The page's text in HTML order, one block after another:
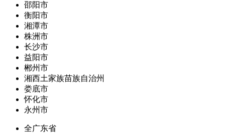
邵阳市
衡阳市
湘潭市
株洲市
长沙市
益阳市
郴州市
湘西土家族苗族自治州
娄底市
怀化市
永州市
全广东省